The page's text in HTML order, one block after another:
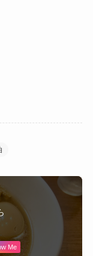
Me